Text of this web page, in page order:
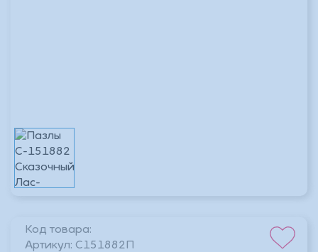
Код товара:
Артикул: C151882П